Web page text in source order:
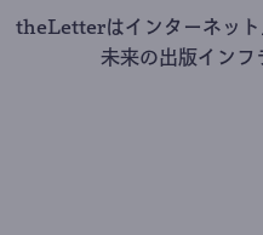
theLetterはインターネット
未来の出版インフ